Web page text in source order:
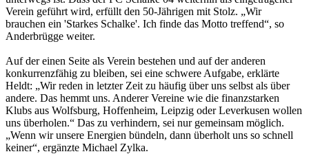
Verein geführt wird, erfüllt den 50-Jährigen mit Stolz. „Wir
brauchen ein 'Starkes Schalke'. Ich finde das Motto treffend“, so
Anderbrügge weiter.
Auf der einen Seite als Verein bestehen und auf der anderen
konkurrenzfähig zu bleiben, sei eine schwere Aufgabe, erklärte
Heldt: „Wir reden in letzter Zeit zu häufig über uns selbst als über
andere. Das hemmt uns. Anderer Vereine wie die finanzstarken
Klubs aus Wolfsburg, Hoffenheim, Leipzig oder Leverkusen wollen
uns überholen.“ Das zu verhindern, sei nur gemeinsam möglich.
„Wenn wir unsere Energien bündeln, dann überholt uns so schnell
keiner“, ergänzte Michael Zylka.